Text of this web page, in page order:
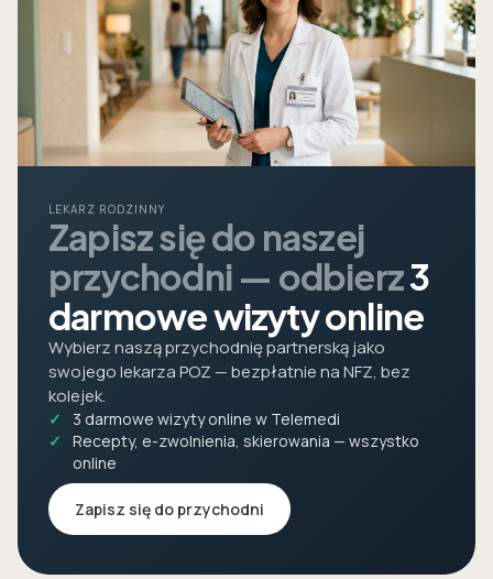
LEKARZ RODZINNY
Zapisz się do naszej
przychodni — odbierz3
darmowe wizyty online
Wybierz naszą przychodnię partnerską jako
swojego lekarza POZ — bezpłatnie na NFZ, bez
kolejek.
3 darmowe wizyty online w Telemedi
Recepty, e-zwolnienia, skierowania — wszystko
online
Zapisz się do przychodni